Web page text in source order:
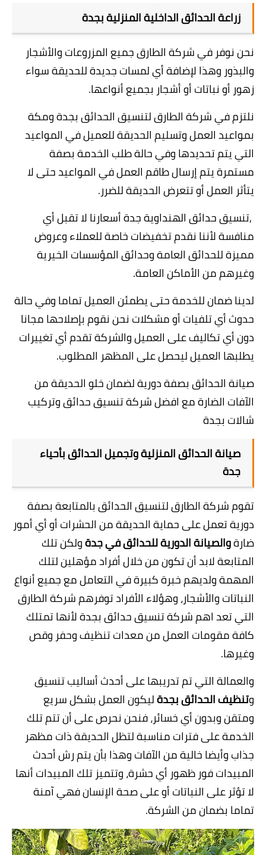
زراعة الحدائق الداخلية المنزلية بجدة
نحن نوفر فيشركة الطارقجميع المزروعات والأشجار
والبذور وهذا لإضافة أي لمسات جديدة للحديقة سواء
زهور أو نباتات أو أشجار بجميع أنواعها.
نلتزم في شركة الطارق لتنسيق الحدائق بجدة ومكة
بمواعيد العمل وتسليم الحديقة للعميل في المواعيد
التي يتم تحديدها وفي حالة طلب الخدمة بصفة
مستمرة يتم إرسال طاقم العمل في المواعيد حتى لا
يتأثر العمل أو تتعرض الحديقة للضرر.
,تنسيق حدائق الهنداوية جدةأسعارنا لا تقبل أي
منافسة لأننا نقدم تخفيضات خاصة للعملاء وعروض
مميزة للحدائق العامة وحدائق المؤسسات الخيرية
وغيرهم من الأماكن العامة.
لدينا ضمان للخدمة حتى يطمئن العميل تماما وفي حالة
حدوث أي تلفيات أو مشكلات نحن نقوم بإصلاحها مجانا
دون أي تكاليف على العميل والشركة تقدم أي تغييرات
يطلبها العميل ليحصل على المظهر المطلوب.
صيانة الحدائق بصفة دورية لضمان خلو الحديقة من
الآفات الضارة مع افضل شركة تنسيق حدائق وتركيب
شالات بجدة
صيانة الحدائق المنزلية وتجميل الحدائق بأحياء
جدة
تقومشركة الطارقلتنسيق الحدائق بالمتابعة بصفة
دورية تعمل على حماية الحديقة من الحشرات أو أي أمور
ضارةوالصيانة الدورية للحدائق في جدةولكن تلك
المتابعة لابد أن تكون من خلال أفراد مؤهلين لتلك
المهمة ولديهم خبرة كبيرة في التعامل مع جميع أنواع
النباتات والأشجار، وهؤلاء الأفراد توفرهم شركة الطارق
التي تعد اهم شركة تنسيق حدائق بجدة لأنها تمتلك
كافة مقومات العمل من معدات تنظيف وحفر وقص
وغيرها.
والعمالة التي تم تدريبها على أحدث أساليب تنسيق
وتنظيف الحدائق بجدةليكون العمل بشكل سريع
ومتقن وبدون أي خسائر، فنحن نحرص على أن تتم تلك
الخدمة على فترات مناسبة لتظل الحديقة ذات مظهر
جذاب وأيضا خالية من الآفات وهذا بأن يتم رش أحدث
المبيدات فور ظهور أي حشرة، وتتميز تلك المبيدات أنها
لا تؤثر على النباتات أو على صحة الإنسان فهي آمنة
تماما بضمان من الشركة.